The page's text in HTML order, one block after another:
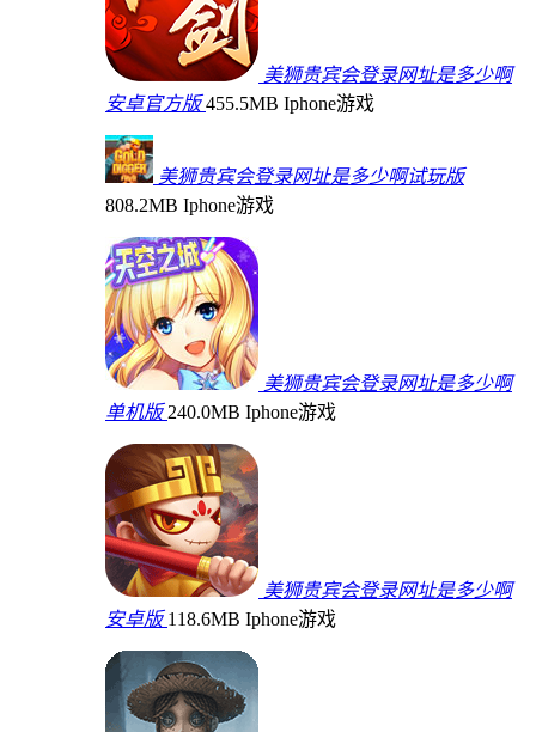
美狮贵宾会登录网址是多少啊
安卓官方版 455.5MB Iphone游戏
美狮贵宾会登录网址是多少啊试玩版
808.2MB Iphone游戏
美狮贵宾会登录网址是多少啊
单机版 240.0MB Iphone游戏
美狮贵宾会登录网址是多少啊
安卓版 118.6MB Iphone游戏